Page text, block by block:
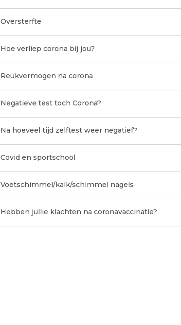
Oversterfte
Hoe verliep corona bij jou?
Reukvermogen na corona
Negatieve test toch Corona?
Na hoeveel tijd zelftest weer negatief?
Covid en sportschool
Voetschimmel/kalk/schimmel nagels
Hebben jullie klachten na coronavaccinatie?